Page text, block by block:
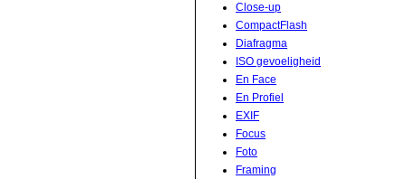
Close-up
CompactFlash
Diafragma
ISO gevoeligheid
En Face
En Profiel
EXIF
Focus
Foto
Framing